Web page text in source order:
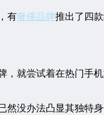
有奢侈品牌推出了四
就尝试着在热门手
没办法凸显其独特